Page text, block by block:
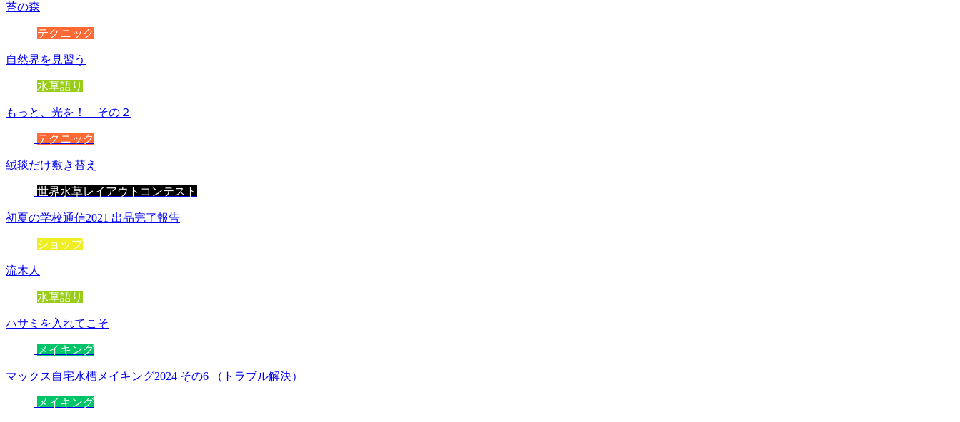
苔の森
テクニック
自然界を見習う
水草語り
もっと、光を！ その２
テクニック
絨毯だけ敷き替え
世界水草レイアウトコンテスト
初夏の学校通信2021 出品完了報告
ショップ
流木人
水草語り
ハサミを入れてこそ
メイキング
マックス自宅水槽メイキング2024 その6 （トラブル解決）
メイキング